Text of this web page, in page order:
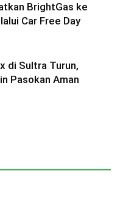
BrightGas ke
Car Free Day
di Sultra Turun,
Pasokan Aman